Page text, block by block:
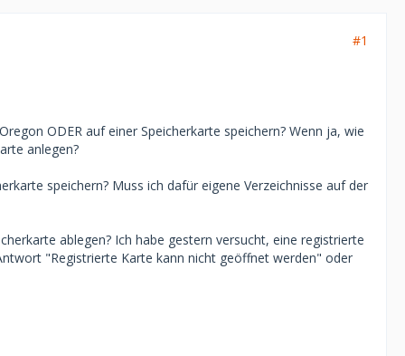
#1
ODER auf einer Speicherkarte speichern? Wenn ja, wie
anlegen?
speichern? Muss ich dafür eigene Verzeichnisse auf der
ablegen? Ich habe gestern versucht, eine registrierte
"Registrierte Karte kann nicht geöffnet werden" oder